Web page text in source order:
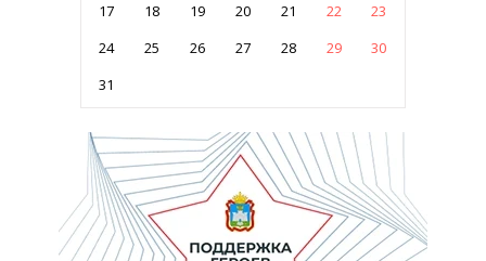
17
18 19 20 21 22
23
24
25 26 27 28 29
30
31